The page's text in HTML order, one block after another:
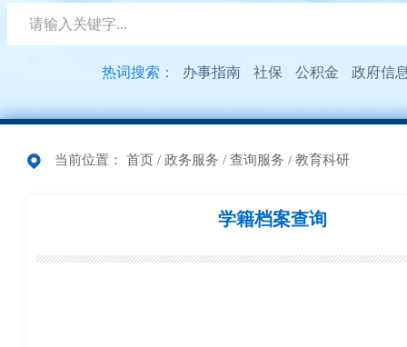
热词搜索： 办事指南 社保 公积金 政府信
当前位置： 首页 / 政务服务 / 查询服务 / 教育科研
学籍档案查询